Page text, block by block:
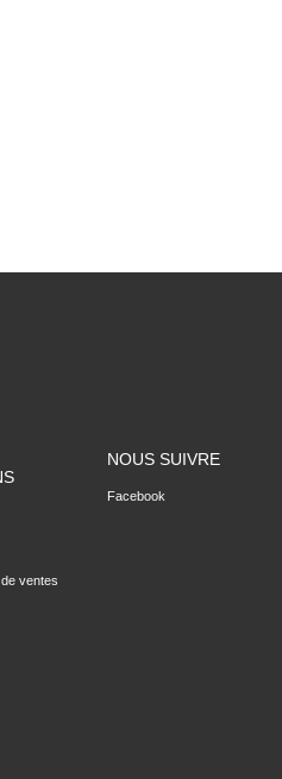
ventes
NOUS SUIVRE
Facebook